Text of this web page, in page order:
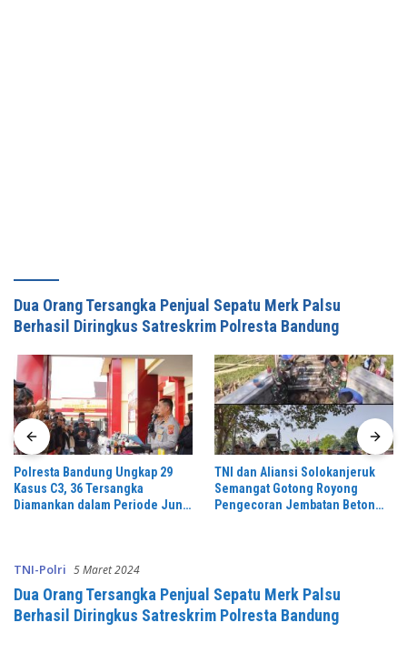
Dua Orang Tersangka Penjual Sepatu Merk Palsu
Berhasil Diringkus Satreskrim Polresta Bandung
Polresta Bandung Ungkap 29
Kasus C3, 36 Tersangka
Diamankan dalam Periode Juni-
TNI dan Aliansi Solokanjeruk
Semangat Gotong Royong
Pengecoran Jembatan Beton
TNI-Polri 5 Maret 2024
Dua Orang Tersangka Penjual Sepatu Merk Palsu
Berhasil Diringkus Satreskrim Polresta Bandung